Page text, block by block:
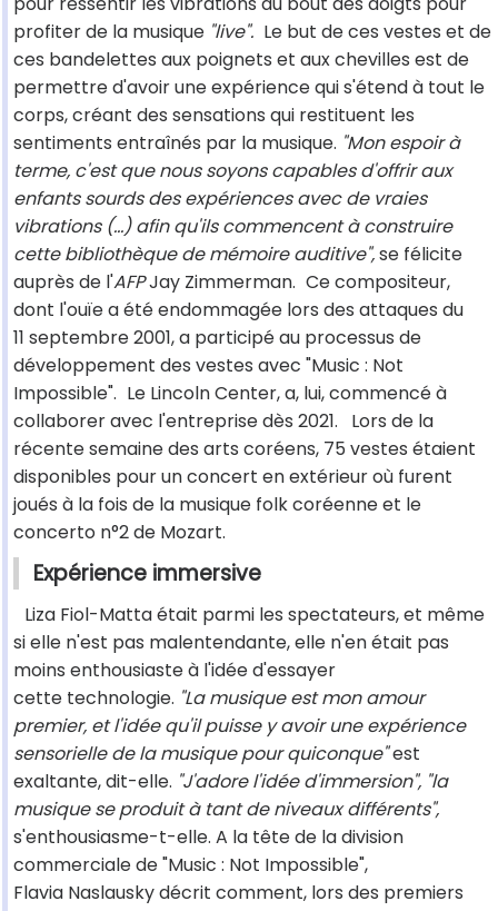
profiter de la musique "live". Le but de ces vestes et de
ces bandelettes aux poignets et aux chevilles est de
permettre d'avoir une expérience qui s'étend à tout le
corps, créant des sensations qui restituent les
sentiments entraînés par la musique. "Mon espoir à
terme, c'est que nous soyons capables d'offrir aux
enfants sourds des expériences avec de vraies
vibrations (...) afin qu'ils commencent à construire
cette bibliothèque de mémoire auditive",se félicite
auprès de l'AFPJay Zimmerman. Ce compositeur,
dont l'ouïe a été endommagée lors des attaques du
11 septembre 2001, a participé au processus de
développement des vestes avec "Music : Not
Impossible". Le Lincoln Center, a, lui, commencé à
collaborer avec l'entreprise dès 2021.
Lors de la
récente semaine des arts coréens, 75 vestes étaient
disponibles pour un concert en extérieur où furent
joués à la fois de la musique folk coréenne et le
concerto n°2 de Mozart.
Expérience immersive
Liza Fiol-Matta était parmi les spectateurs, et même
si elle n'est pas malentendante, elle n'en était pas
moins enthousiaste à l'idée d'essayer
cette technologie. "La musique est mon amour
premier, et l'idée qu'il puisse y avoir une expérience
sensorielle de la musique pour quiconque"est
exaltante, dit-elle. "J'adore l'idée d'immersion", "la
musique se produit à tant de niveaux différents",
s'enthousiasme-t-elle. A la tête de la division
commerciale de "Music : Not Impossible",
Flavia Naslausky décrit comment, lors des premiers